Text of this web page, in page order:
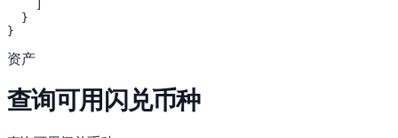
  }
}
资产
查询可用闪兑币种